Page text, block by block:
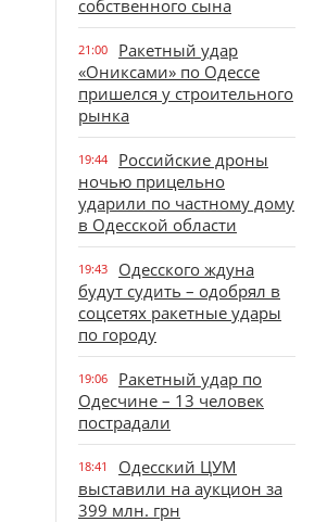
собственного сына
21:00
Ракетный удар
«Ониксами» по Одессе
пришелся у строительного
рынка
19:44
Российские дроны
ночью прицельно
ударили по частному дому
в Одесской области
19:43
Одесского ждуна
будут судить – одобрял в
соцсетях ракетные удары
по городу
19:06
Ракетный удар по
Одесчине – 13 человек
пострадали
18:41
Одесский ЦУМ
выставили на аукцион за
399 млн. грн